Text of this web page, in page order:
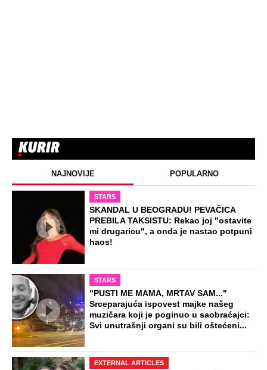
NAJNOVIJE POPULARNO
STARS
SKANDAL U BEOGRADU! PEVAČICA
PREBILA TAKSISTU: Rekao joj "ostavite
mi drugaricu", a onda je nastao potpuni
haos!
STARS
"PUSTI ME MAMA, MRTAV SAM..."
Srceparajuća ispovest majke našeg
muzičara koji je poginuo u saobraćajci:
Svi unutrašnji organi su bili oštećeni...
EXTERNAL ARTICLES